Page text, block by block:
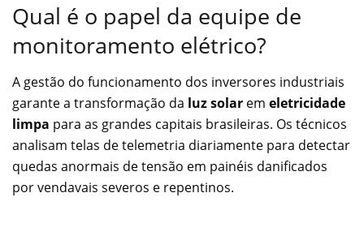
Qual é o papel da equipe de
monitoramento elétrico?
A gestão do funcionamento dos inversores industriais
garante a transformação da luz solar em eletricidade
limpa para as grandes capitais brasileiras. Os técnicos
analisam telas de telemetria diariamente para detectar
quedas anormais de tensão em painéis danificados
por vendavais severos e repentinos.